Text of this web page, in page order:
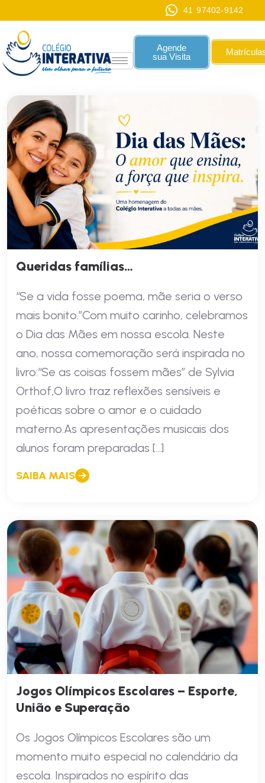
41 97402-9142
Agende
sua Visita
Queridas famílias…
“Se a vida fosse poema, mãe seria o verso
mais bonito.”Com muito carinho, celebramos
o Dia das Mães em nossa escola. Neste
ano, nossa comemoração será inspirada no
livro:“Se as coisas fossem mães” de Sylvia
Orthof,O livro traz reflexões sensíveis e
poéticas sobre o amor e o cuidado
materno.As apresentações musicais dos
alunos foram preparadas […]
SAIBA MAIS
Jogos Olímpicos Escolares – Esporte,
União e Superação
Os Jogos Olímpicos Escolares são um
momento muito especial no calendário da
escola. Inspirados no espírito das